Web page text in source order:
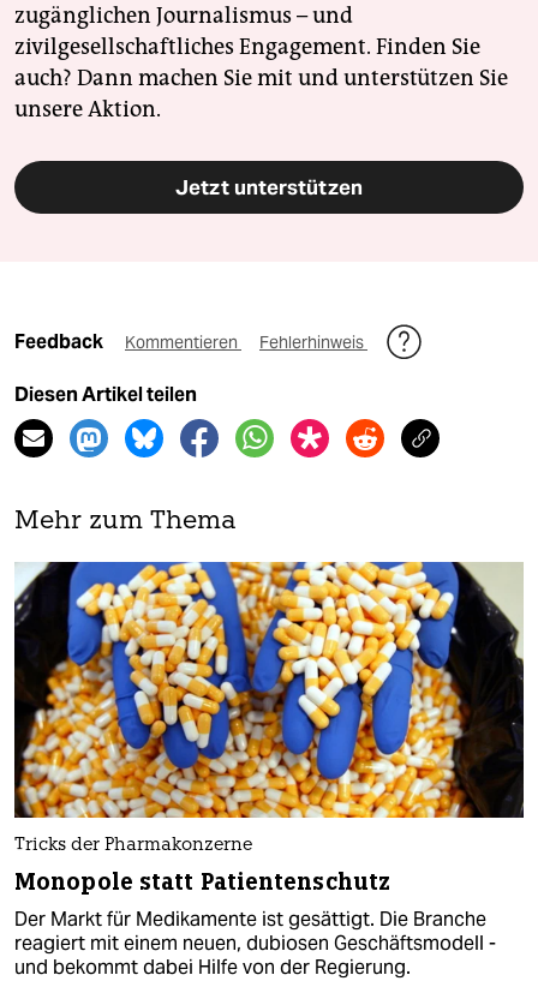
zugänglichen Journalismus – und
zivilgesellschaftliches Engagement. Finden Sie
auch? Dann machen Sie mit und unterstützen Sie
unsere Aktion.
Jetzt unterstützen
Feedback Kommentieren Fehlerhinweis
Diesen Artikel teilen
Mehr zum Thema
Tricks der Pharmakonzerne
Monopole statt Patientenschutz
Der Markt für Medikamente ist gesättigt. Die Branche
reagiert mit einem neuen, dubiosen Geschäftsmodell -
und bekommt dabei Hilfe von der Regierung.